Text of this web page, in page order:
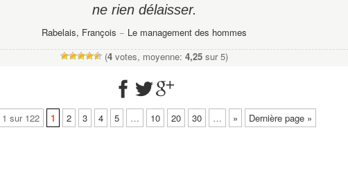
ne rien délaisser.
Rabelais, François − Le management des hommes
(4 votes, moyenne: 4,25 sur 5)
sur 122 1 2 3 4 5 … 10 20 30 … » Dernière page »